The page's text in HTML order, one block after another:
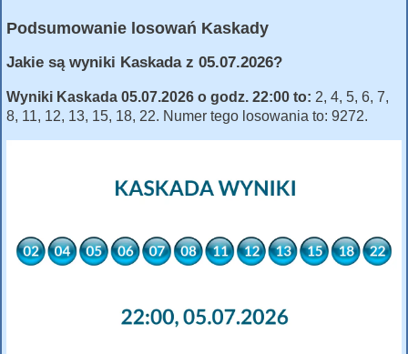
Podsumowanie losowań Kaskady
Jakie są wyniki Kaskada z 05.07.2026?
Wyniki Kaskada 05.07.2026 o godz. 22:00 to: 2, 4, 5, 6, 7,
8, 11, 12, 13, 15, 18, 22. Numer tego losowania to: 9272.